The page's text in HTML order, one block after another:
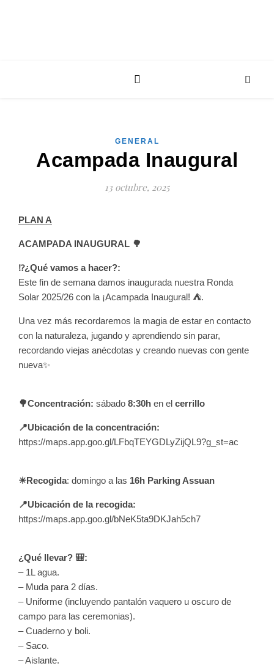
GENERAL
Acampada Inaugural
13 octubre, 2025
PLAN A
ACAMPADA INAUGURAL 🌳
⁉¿Qué vamos a hacer?:
Este fin de semana damos inaugurada nuestra Ronda
Solar 2025/26 con la ¡Acampada Inaugural! ⛺.
Una vez más recordaremos la magia de estar en contacto
con la naturaleza, jugando y aprendiendo sin parar,
recordando viejas anécdotas y creando nuevas con gente
nueva✨
🌳Concentración: sábado 8:30h en el cerrillo
📍Ubicación de la concentración:
https://maps.app.goo.gl/LFbqTEYGDLyZijQL9?g_st=ac
☀Recogida: domingo a las 16h Parking Assuan
📍Ubicación de la recogida:
https://maps.app.goo.gl/bNeK5ta9DKJah5ch7
¿Qué llevar? 🎒:
– 1L agua.
– Muda para 2 días.
– Uniforme (incluyendo pantalón vaquero u oscuro de
campo para las ceremonias).
– Cuaderno y boli.
– Saco.
– Aislante.